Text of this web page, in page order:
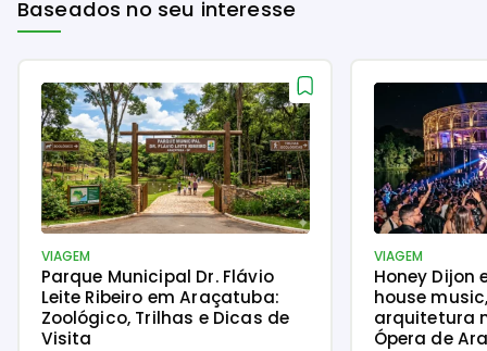
Baseados no seu interesse
VIAGEM
Parque Municipal Dr. Flávio
Leite Ribeiro em Araçatuba:
Zoológico, Trilhas e Dicas de
Visita
VIAGEM
Honey Dijon
house
arquitetura
Ópera de